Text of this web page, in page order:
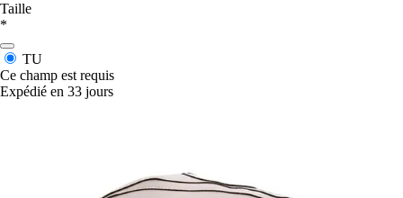
Taille
*
TU
Ce champ est requis
Expédié en 33 jours